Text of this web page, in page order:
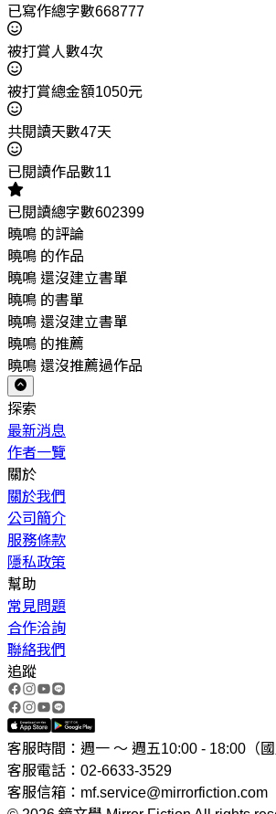
已寫作總字數668777
被打賞人數4次
被打賞總金額1050元
共閱讀天數47天
已閱讀作品數11
已閱讀總字數602399
曉鳴 的評論
曉鳴 的作品
曉鳴 還沒建立書單
曉鳴 的書單
曉鳴 還沒建立書單
曉鳴 的推薦
曉鳴 還沒推薦過作品
探索
最新消息
作者一覽
關於
關於我們
公司簡介
服務條款
隱私政策
幫助
常見問題
合作洽詢
聯絡我們
追蹤
客服時間：週一 ～ 週五10:00 - 18:00（國
客服電話：02-6633-3529
客服信箱：mf.service@mirrorfiction.com